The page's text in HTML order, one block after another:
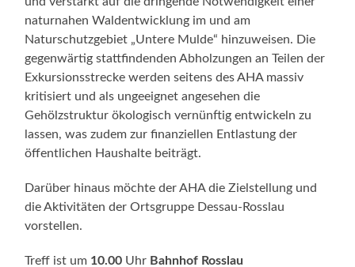
naturnahen Waldentwicklung im und am
Naturschutzgebiet „Untere Mulde“ hinzuweisen. Die
gegenwärtig stattfindenden Abholzungen an Teilen der
Exkursionsstrecke werden seitens des AHA massiv
kritisiert und als ungeeignet angesehen die
Gehölzstruktur ökologisch vernünftig entwickeln zu
lassen, was zudem zur finanziellen Entlastung der
öffentlichen Haushalte beiträgt.
Darüber hinaus möchte der AHA die Zielstellung und
die Aktivitäten der Ortsgruppe Dessau-Rosslau
vorstellen.
Treff ist um 10.00 Uhr Bahnhof Rosslau